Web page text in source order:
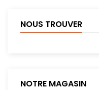
NOUS TROUVER
NOTRE MAGASIN